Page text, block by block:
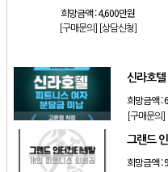
희망금액 :4,600만원
[구매문의] [상담신청]
신라호텔
희망금액 :
[구매문의]
그랜드
희망금액 :